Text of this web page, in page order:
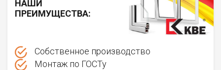
НАШИ
ПРЕИМУЩЕСТВА:
Собственное производство
Монтаж по ГОСТу